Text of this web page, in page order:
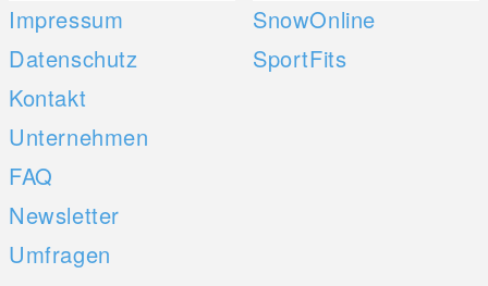
Impressum
Datenschutz
Kontakt
Unternehmen
FAQ
Newsletter
Umfragen
SnowOnline
SportFits